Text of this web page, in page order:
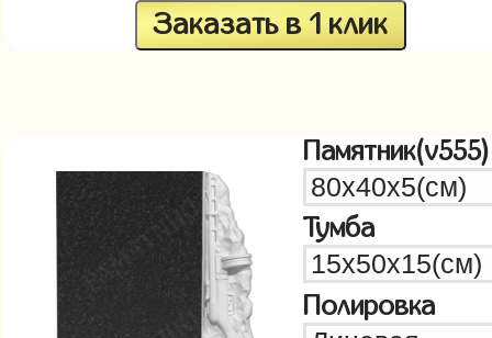
Заказать в 1 клик
Памятник(v555)
Тумба
Полировка